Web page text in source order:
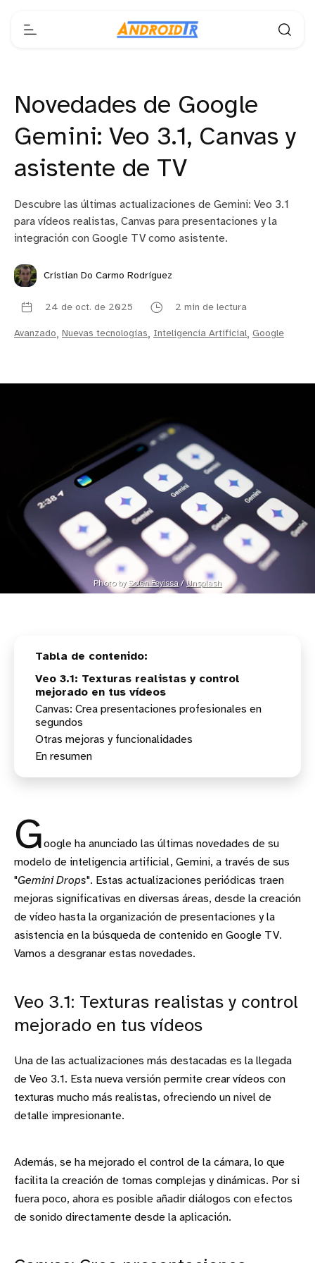
Novedades de Google
Gemini: Veo 3.1, Canvas y
asistente de TV
Descubre las últimas actualizaciones de Gemini: Veo 3.1
para vídeos realistas, Canvas para presentaciones y la
integración con Google TV como asistente.
Cristian Do Carmo Rodríguez
24 de oct. de 2025 2 min de lectura
Avanzado, Nuevas tecnologías, Inteligencia Artificial, Google
Photo by Solen Feyissa / Unsplash
Veo 3.1: Texturas realistas y control
mejorado en tus vídeos
Canvas: Crea presentaciones profesionales en
segundos
Otras mejoras y funcionalidades
En resumen
Google ha anunciado las últimas novedades de su
modelo de inteligencia artificial, Gemini, a través de sus
"Gemini Drops". Estas actualizaciones periódicas traen
mejoras significativas en diversas áreas, desde la creación
de vídeo hasta la organización de presentaciones y la
asistencia en la búsqueda de contenido en Google TV.
Vamos a desgranar estas novedades.
Veo 3.1: Texturas realistas y control
mejorado en tus vídeos
Una de las actualizaciones más destacadas es la llegada
de Veo 3.1. Esta nueva versión permite crear vídeos con
texturas mucho más realistas, ofreciendo un nivel de
detalle impresionante.
Además, se ha mejorado el control de la cámara, lo que
facilita la creación de tomas complejas y dinámicas. Por si
fuera poco, ahora es posible añadir diálogos con efectos
de sonido directamente desde la aplicación.